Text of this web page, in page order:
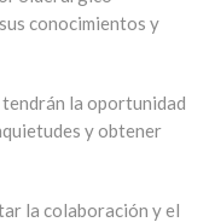
conocimientos y
la oportunidad
y obtener
la colaboración y el